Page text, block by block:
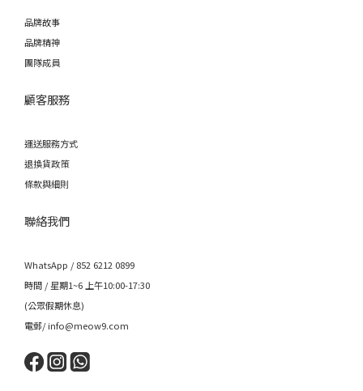
品牌故事
品牌精神
團隊成員
顧客服務
運送服務方式
退換貨政策
條款與細則
聯絡我們
WhatsApp / 852 6212 0899
時間 / 星期1~6 上午10:00-17:30
(公眾假期休息)
電郵/ info@meow9.com